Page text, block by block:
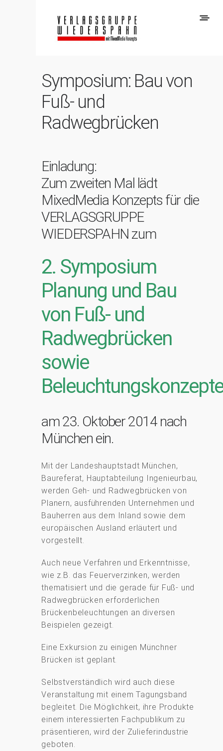
Symposium: Bau von
Fuß- und
Radwegbrücken
Einladung:
Zum zweiten Mal lädt
MixedMedia Konzepts für die
VERLAGSGRUPPE
WIEDERSPAHN zum
2. Symposium
Planung und Bau
von Fuß- und
Radwegbrücken
sowie
am 23. Oktober 2014 nach
München ein.
Mit der Landeshauptstadt München,
Baureferat, Hauptabteilung Ingenieurbau,
werden Geh- und Radwegbrücken von
Planern, ausführenden Unternehmen und
Bauherren aus dem Inland sowie dem
europäischen Ausland erläutert und
vorgestellt.
Auch neue Verfahren und Erkenntnisse,
wie z.B. das Feuerverzinken, werden
thematisiert und die gerade für Fuß- und
Radwegbrücken erforderlichen
Brückenbeleuchtungen an diversen
Beispielen gezeigt.
Eine Exkursion zu einigen Münchner
Brücken ist geplant.
Selbstverständlich wird auch diese
Veranstaltung mit einem Tagungsband
begleitet. Die Möglichkeit, ihre Produkte
einem interessierten Fachpublikum zu
präsentieren, wird der Zulieferindustrie
geboten.